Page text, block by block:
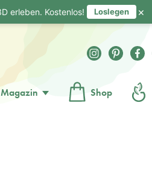
Magazin Shop
erleben. Kostenlos! Loslegen ×